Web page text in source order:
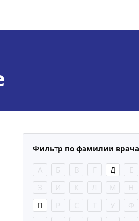
Фильтр по фамилии врача
А Б В Г Д Е
З
И К Л М Н
П
Р С Т У Ф